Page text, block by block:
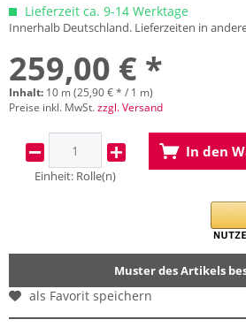
Lieferzeit ca. 9-14 Werktage
Innerhalb Deutschland. Lieferzeiten in
259,00 € *
Inhalt: 10 m (25,90 € * / 1 m)
Preise inkl. MwSt.zzgl. Versand
Einheit: Rolle(n)
In den
Muster des Artikels
als Favorit speichern